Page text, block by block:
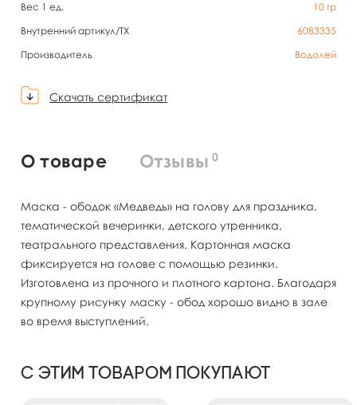
Вес 1 ед.
10 гр
Внутренний артикул/TX
6083335
Производитель
Водолей
Скачать сертификат
О товаре Отзывы 0
Маска - ободок «Медведь» на голову для праздника,
тематической вечеринки, детского утренника,
театрального представления. Картонная маска
фиксируется на голове с помощью резинки.
Изготовлена из прочного и плотного картона. Благодаря
крупному рисунку маску - обод хорошо видно в зале
во время выступлений.
С этим товаром покупают